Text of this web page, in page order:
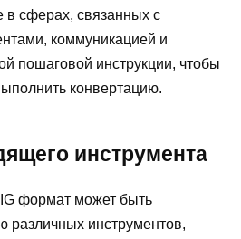
в сферах, связанных с
коммуникацией и
пошаговой инструкции, чтобы
конвертацию.
инструмента
формат может быть
инструментов,